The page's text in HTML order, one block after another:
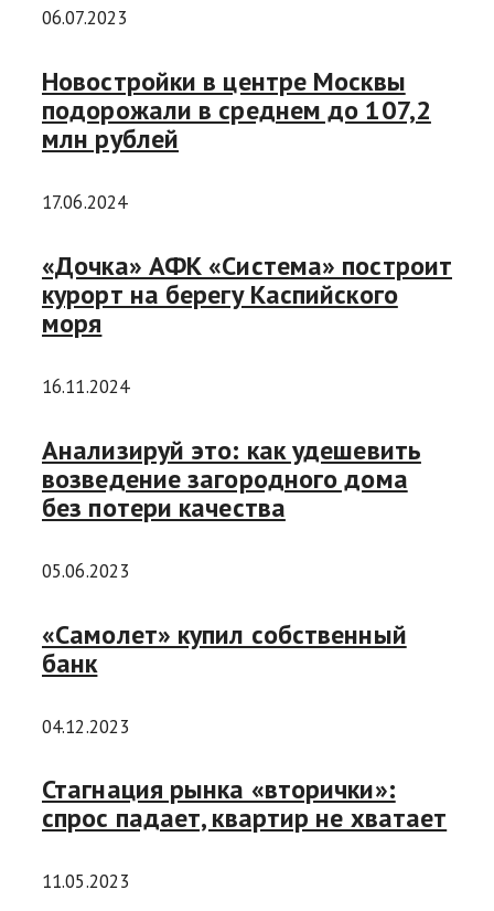
06.07.2023
Новостройки в центре Москвы
подорожали в среднем до 107,2
млн рублей
17.06.2024
«Дочка» АФК «Система» построит
курорт на берегу Каспийского
моря
16.11.2024
Анализируй это: как удешевить
возведение загородного дома
без потери качества
05.06.2023
«Самолет» купил собственный
банк
04.12.2023
Стагнация рынка «вторички»:
спрос падает, квартир не хватает
11.05.2023